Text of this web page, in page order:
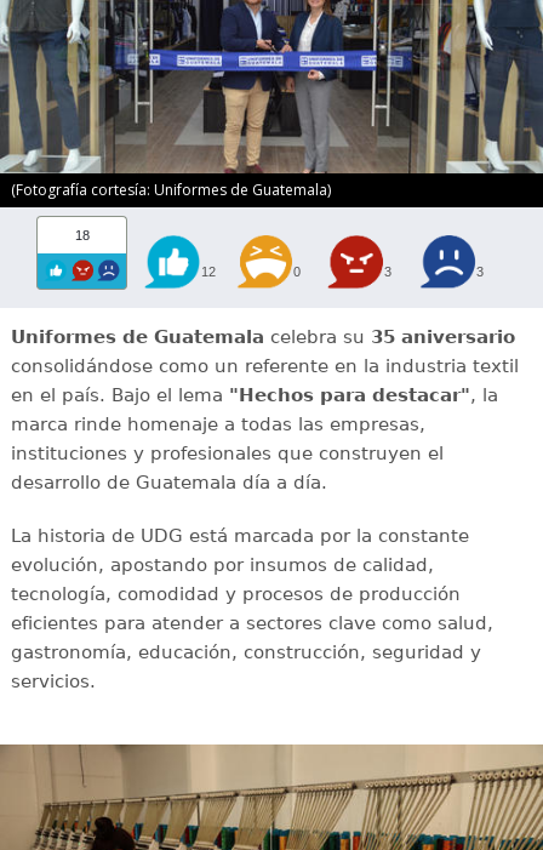
(Fotografía cortesía: Uniformes de Guatemala)
18
12 0 3 3
Uniformes de Guatemala celebra su 35 aniversario
consolidándose como un referente en la industria textil
en el país. Bajo el lema "Hechos para destacar", la
marca rinde homenaje a todas las empresas,
instituciones y profesionales que construyen el
desarrollo de Guatemala día a día.
La historia de UDG está marcada por la constante
evolución, apostando por insumos de calidad,
tecnología, comodidad y procesos de producción
eficientes para atender a sectores clave como salud,
gastronomía, educación, construcción, seguridad y
servicios.